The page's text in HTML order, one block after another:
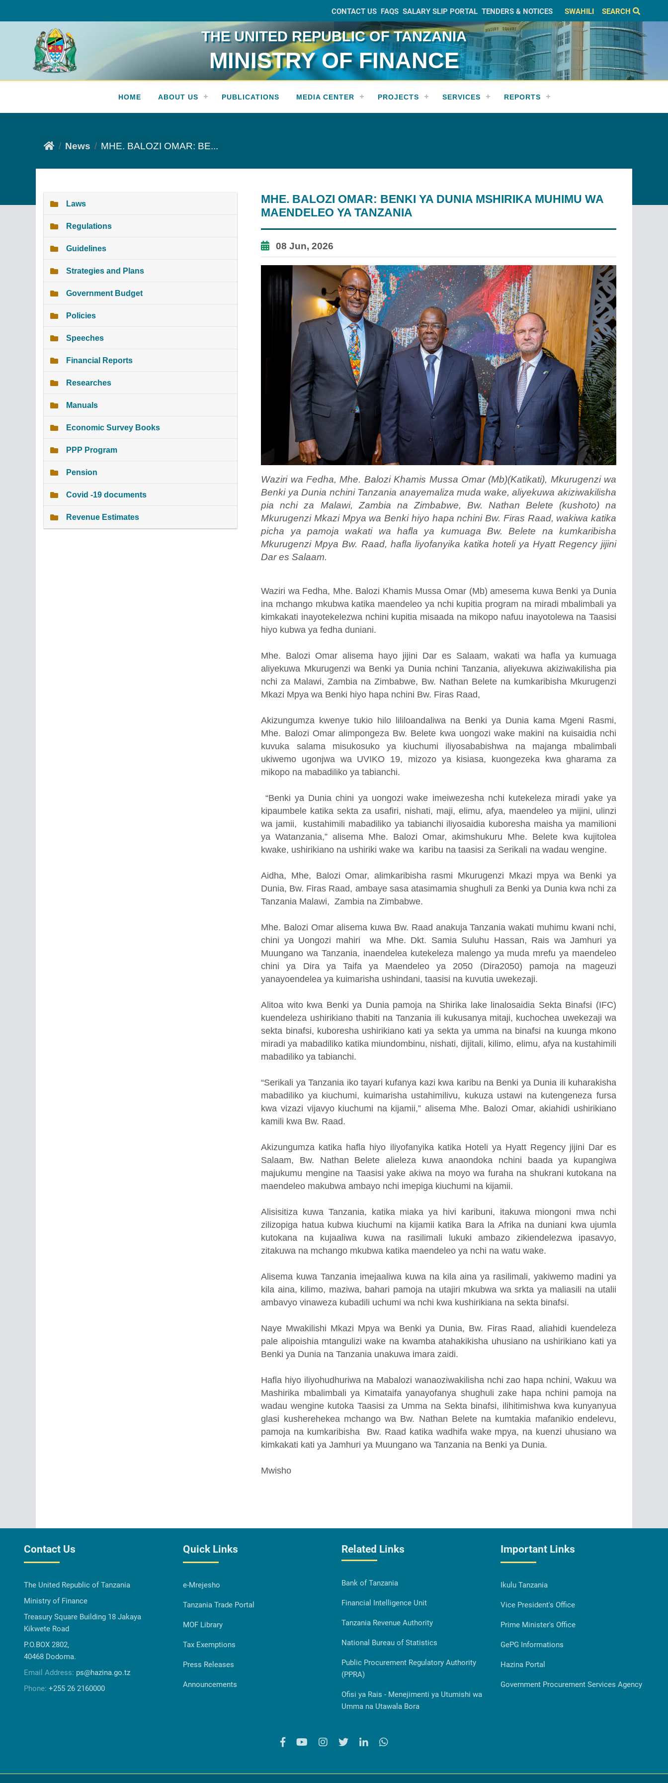
CONTACT US FAQS SALARY SLIP PORTAL TENDERS & NOTICES SWAHILI SEARCH
THE UNITED REPUBLIC OF TANZANIA
MINISTRY OF FINANCE
HOME ABOUT US PUBLICATIONS MEDIA CENTER PROJECTS SERVICES REPORTS
News MHE. BALOZI OMAR: BE...
Laws
Regulations
Guidelines
Strategies and Plans
Government Budget
Policies
Speeches
Financial Reports
Researches
Manuals
Economic Survey Books
PPP Program
Pension
Covid -19 documents
Revenue Estimates
MHE. BALOZI OMAR: BENKI YA DUNIA MSHIRIKA MUHIMU WA
MAENDELEO YA TANZANIA
08 Jun, 2026
Waziri wa Fedha, Mhe. Balozi Khamis Mussa Omar (Mb)(Katikati), Mkurugenzi wa
Benki ya Dunia nchini Tanzania anayemaliza muda wake, aliyekuwa akiziwakilisha
pia nchi za Malawi, Zambia na Zimbabwe, Bw. Nathan Belete (kushoto) na
Mkurugenzi Mkazi Mpya wa Benki hiyo hapa nchini Bw. Firas Raad, wakiwa katika
picha ya pamoja wakati wa hafla ya kumuaga Bw. Belete na kumkaribisha
Mkurugenzi Mpya Bw. Raad, hafla liyofanyika katika hoteli ya Hyatt Regency jijini
Dar es Salaam.
Waziri wa Fedha, Mhe. Balozi Khamis Mussa Omar (Mb) amesema kuwa Benki ya Dunia
ina mchango mkubwa katika maendeleo ya nchi kupitia program na miradi mbalimbali ya
kimkakati inayotekelezwa nchini kupitia misaada na mikopo nafuu inayotolewa na Taasisi
hiyo kubwa ya fedha duniani.
Mhe. Balozi Omar alisema hayo jijini Dar es Salaam, wakati wa hafla ya kumuaga
aliyekuwa Mkurugenzi wa Benki ya Dunia nchini Tanzania, aliyekuwa akiziwakilisha pia
nchi za Malawi, Zambia na Zimbabwe, Bw. Nathan Belete na kumkaribisha Mkurugenzi
Mkazi Mpya wa Benki hiyo hapa nchini Bw. Firas Raad,
Akizungumza kwenye tukio hilo lililoandaliwa na Benki ya Dunia kama Mgeni Rasmi,
Mhe. Balozi Omar alimpongeza Bw. Belete kwa uongozi wake makini na kuisaidia nchi
kuvuka salama misukosuko ya kiuchumi iliyosababishwa na majanga mbalimbali
ukiwemo ugonjwa wa UVIKO 19, mizozo ya kisiasa, kuongezeka kwa gharama za
mikopo na mabadiliko ya tabianchi.
“Benki ya Dunia chini ya uongozi wake imeiwezesha nchi kutekeleza miradi yake ya
kipaumbele katika sekta za usafiri, nishati, maji, elimu, afya, maendeleo ya mijini, ulinzi
wa jamii, kustahimili mabadiliko ya tabianchi iliyosaidia kuboresha maisha ya mamilioni
ya Watanzania,” alisema Mhe. Balozi Omar, akimshukuru Mhe. Belete kwa kujitolea
kwake, ushirikiano na ushiriki wake wa karibu na taasisi za Serikali na wadau wengine.
Aidha, Mhe, Balozi Omar, alimkaribisha rasmi Mkurugenzi Mkazi mpya wa Benki ya
Dunia, Bw. Firas Raad, ambaye sasa atasimamia shughuli za Benki ya Dunia kwa nchi za
Tanzania Malawi, Zambia na Zimbabwe.
Mhe. Balozi Omar alisema kuwa Bw. Raad anakuja Tanzania wakati muhimu kwani nchi,
chini ya Uongozi mahiri wa Mhe. Dkt. Samia Suluhu Hassan, Rais wa Jamhuri ya
Muungano wa Tanzania, inaendelea kutekeleza malengo ya muda mrefu ya maendeleo
chini ya Dira ya Taifa ya Maendeleo ya 2050 (Dira2050) pamoja na mageuzi
yanayoendelea ya kuimarisha ushindani, taasisi na kuvutia uwekezaji.
Alitoa wito kwa Benki ya Dunia pamoja na Shirika lake linalosaidia Sekta Binafsi (IFC)
kuendeleza ushirikiano thabiti na Tanzania ili kukusanya mitaji, kuchochea uwekezaji wa
sekta binafsi, kuboresha ushirikiano kati ya sekta ya umma na binafsi na kuunga mkono
miradi ya mabadiliko katika miundombinu, nishati, dijitali, kilimo, elimu, afya na kustahimili
mabadiliko ya tabianchi.
“Serikali ya Tanzania iko tayari kufanya kazi kwa karibu na Benki ya Dunia ili kuharakisha
mabadiliko ya kiuchumi, kuimarisha ustahimilivu, kukuza ustawi na kutengeneza fursa
kwa vizazi vijavyo kiuchumi na kijamii,” alisema Mhe. Balozi Omar, akiahidi ushirikiano
kamili kwa Bw. Raad.
Akizungumza katika hafla hiyo iliyofanyika katika Hoteli ya Hyatt Regency jijini Dar es
Salaam, Bw. Nathan Belete alieleza kuwa anaondoka nchini baada ya kupangiwa
majukumu mengine na Taasisi yake akiwa na moyo wa furaha na shukrani kutokana na
maendeleo makubwa ambayo nchi imepiga kiuchumi na kijamii.
Alisisitiza kuwa Tanzania, katika miaka ya hivi karibuni, itakuwa miongoni mwa nchi
zilizopiga hatua kubwa kiuchumi na kijamii katika Bara la Afrika na duniani kwa ujumla
kutokana na kujaaliwa kuwa na rasilimali lukuki ambazo zikiendelezwa ipasavyo,
zitakuwa na mchango mkubwa katika maendeleo ya nchi na watu wake.
Alisema kuwa Tanzania imejaaliwa kuwa na kila aina ya rasilimali, yakiwemo madini ya
kila aina, kilimo, maziwa, bahari pamoja na utajiri mkubwa wa srkta ya maliasili na utalii
ambavyo vinaweza kubadili uchumi wa nchi kwa kushirikiana na sekta binafsi.
Naye Mwakilishi Mkazi Mpya wa Benki ya Dunia, Bw. Firas Raad, aliahidi kuendeleza
pale alipoishia mtangulizi wake na kwamba atahakikisha uhusiano na ushirikiano kati ya
Benki ya Dunia na Tanzania unakuwa imara zaidi.
Hafla hiyo iliyohudhuriwa na Mabalozi wanaoziwakilisha nchi zao hapa nchini, Wakuu wa
Mashirika mbalimbali ya Kimataifa yanayofanya shughuli zake hapa nchini pamoja na
wadau wengine kutoka Taasisi za Umma na Sekta binafsi, ilihitimishwa kwa kunyanyua
glasi kusherehekea mchango wa Bw. Nathan Belete na kumtakia mafanikio endelevu,
pamoja na kumkaribisha Bw. Raad katika wadhifa wake mpya, na kuenzi uhusiano wa
kimkakati kati ya Jamhuri ya Muungano wa Tanzania na Benki ya Dunia.
Mwisho
Contact Us
The United Republic of Tanzania
Ministry of Finance
Treasury Square Building 18 Jakaya
Kikwete Road
P.O.BOX 2802,
40468 Dodoma.
Email Address: ps@hazina.go.tz
Phone: +255 26 2160000
Quick Links
e-Mrejesho
Tanzania Trade Portal
MOF Library
Tax Exemptions
Press Releases
Announcements
Related Links
Bank of Tanzania
Financial Intelligence Unit
Tanzania Revenue Authority
National Bureau of Statistics
Public Procurement Regulatory Authority
(PPRA)
Ofisi ya Rais - Menejimenti ya Utumishi wa
Umma na Utawala Bora
Important Links
Ikulu Tanzania
Vice President's Office
Prime Minister's Office
GePG Informations
Hazina Portal
Government Procurement Services Agency